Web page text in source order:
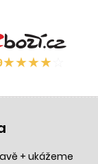
★★★★
+ ukážeme